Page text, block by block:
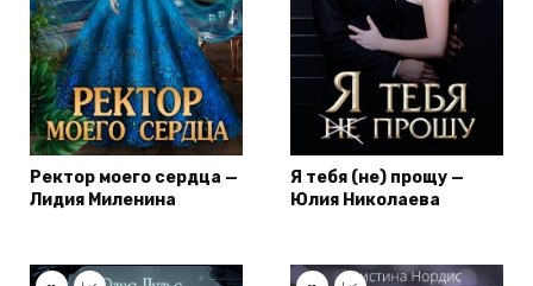
Ректор моего сердца —
Лидия Миленина
Я тебя (не) прощу —
Юлия Николаева